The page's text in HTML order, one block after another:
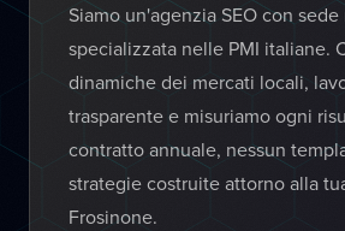
Siamo un'agenzia SEO con
specializzata nelle PMI italiane.
dinamiche dei mercati locali,
trasparente e misuriamo ogni
contratto annuale, nessun
strategie costruite attorno alla
Frosinone.